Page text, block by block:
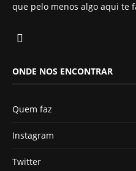
que pelo menos algo aqui te
ONDE NOS ENCONTRAR
Quem faz
Instagram
Twitter